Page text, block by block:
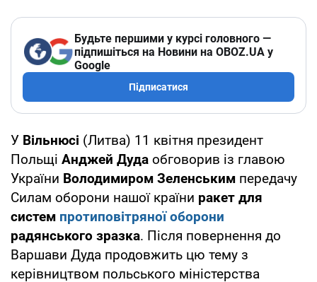
Будьте першими у курсі головного —
підпишіться на Новини на OBOZ.UA у
Google
Підписатися
У Вільнюсі (Литва) 11 квітня президент
Польщі Анджей Дуда обговорив із главою
України Володимиром Зеленським передачу
Силам оборони нашої країни ракет для
систем протиповітряної оборони
радянського зразка. Після повернення до
Варшави Дуда продовжить цю тему з
керівництвом польського міністерства